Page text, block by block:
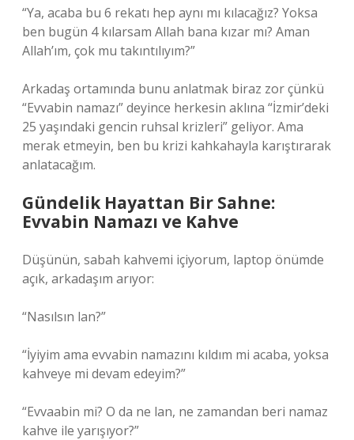
“Ya, acaba bu 6 rekatı hep aynı mı kılacağız? Yoksa
ben bugün 4 kılarsam Allah bana kızar mı? Aman
Allah’ım, çok mu takıntılıyım?”
Arkadaş ortamında bunu anlatmak biraz zor çünkü
“Evvabin namazı” deyince herkesin aklına “İzmir’deki
25 yaşındaki gencin ruhsal krizleri” geliyor. Ama
merak etmeyin, ben bu krizi kahkahayla karıştırarak
anlatacağım.
Gündelik Hayattan Bir Sahne:
Evvabin Namazı ve Kahve
Düşünün, sabah kahvemi içiyorum, laptop önümde
açık, arkadaşım arıyor:
“Nasılsın lan?”
“İyiyim ama evvabin namazını kıldım mi acaba, yoksa
kahveye mi devam edeyim?”
“Evvaabin mi? O da ne lan, ne zamandan beri namaz
kahve ile yarışıyor?”